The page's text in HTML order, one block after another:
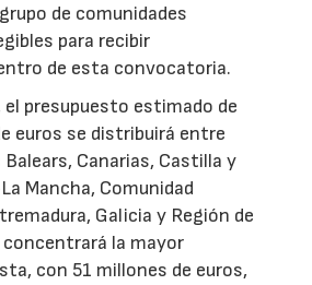
de comunidades
para recibir
de esta convocatoria.
el presupuesto estimado de
euros se distribuirá entre
Balears, Canarias, Castilla y
Mancha, Comunidad
Galicia y Región de
concentrará la mayor
con 51 millones de euros,